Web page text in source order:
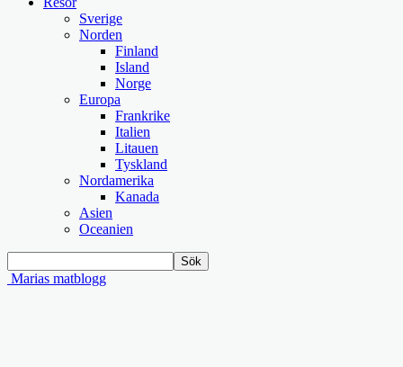
Sverige
Norden
Finland
Island
Norge
Europa
Frankrike
Italien
Litauen
Tyskland
Nordamerika
Kanada
Asien
Oceanien
Marias matblogg